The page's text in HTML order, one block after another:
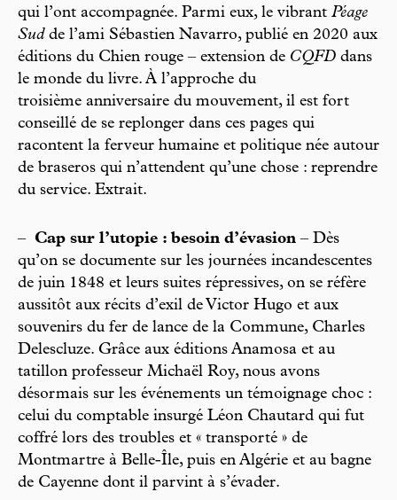
qui l’ont accompagnée. Parmi eux, le vibrant Péage
Sudde l’ami Sébastien Navarro, publié en 2020 aux
éditions du Chien rouge – extension de CQFD dans
le monde du livre. À l’approche du
troisième anniversaire du mouvement, il est fort
conseillé de se replonger dans ces pages qui
racontent la ferveur humaine et politique née autour
de braseros qui n’attendent qu’une chose : reprendre
du service. Extrait.
– Cap sur l’utopie : besoin d’évasion – Dès
qu’on se documente sur les journées incandescentes
de juin 1848 et leurs suites répressives, on se réfère
aussitôt aux récits d’exil de Victor Hugo et aux
souvenirs du fer de lance de la Commune, Charles
Delescluze. Grâce aux éditions Anamosa et au
tatillon professeur Michaël Roy, nous avons
désormais sur les événements un témoignage choc :
celui du comptable insurgé Léon Chautard qui fut
coffré lors des troubles et « transporté » de
Montmartre à Belle-Île, puis en Algérie et au bagne
de Cayenne dont il parvint à s’évader.